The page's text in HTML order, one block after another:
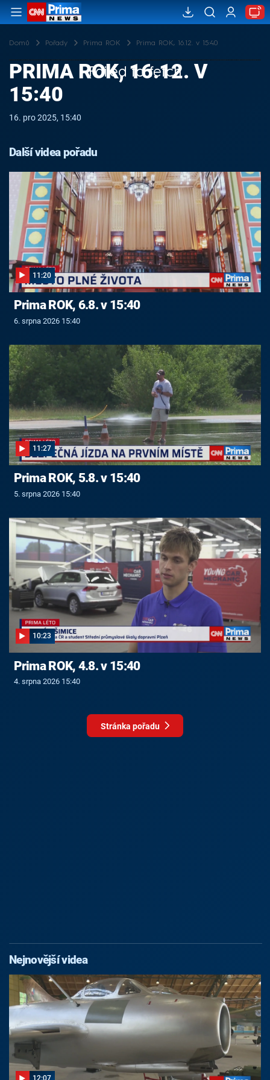
Domů Pořady Prima ROK Prima ROK, 16.12. v 15:40
Failed to fetch
PRIMA ROK, 16.12. V
15:40
16. pro 2025, 15:40
Další videa pořadu
11:20
Prima ROK, 6.8. v 15:40
6. srpna 2026 15:40
11:27
Prima ROK, 5.8. v 15:40
5. srpna 2026 15:40
10:23
Prima ROK, 4.8. v 15:40
4. srpna 2026 15:40
Stránka pořadu
Nejnovější videa